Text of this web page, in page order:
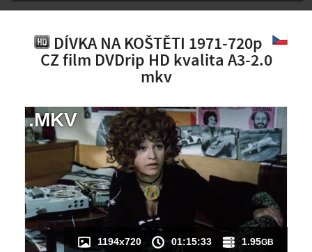
DÍVKA NA KOŠTĚTI 1971-720p
CZ film DVDrip HD kvalita A3-2.0
mkv
NÁHĽAD VIDEA
NIE JE K DISPOZÍCII
1194x720 01:15:33 1.95GB
.MKV